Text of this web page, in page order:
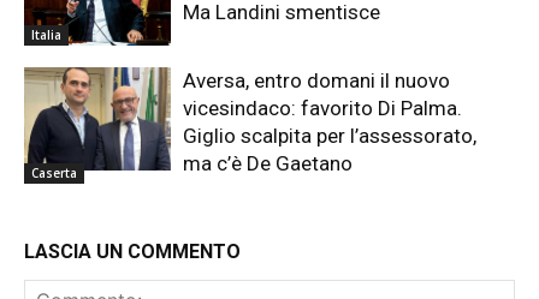
Italia
Ma Landini smentisce
Caserta
Aversa, entro domani il nuovo
vicesindaco: favorito Di Palma.
Giglio scalpita per l’assessorato,
ma c’è De Gaetano
LASCIA UN COMMENTO